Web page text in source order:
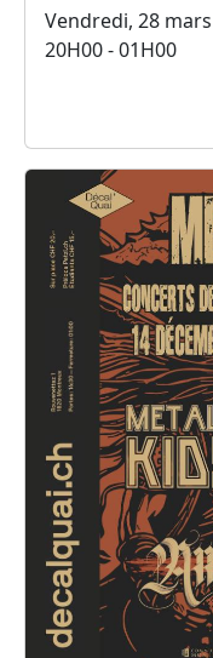
Vendredi, 28
20H00 - 01H00